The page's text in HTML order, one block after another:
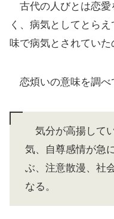
古代の人びとは恋愛
く、病気としてとら
味で病気とされていた
恋煩いの意味を調べ
気分が高揚して
気、自尊感情が急
ぶ、注意散漫、社
なる。